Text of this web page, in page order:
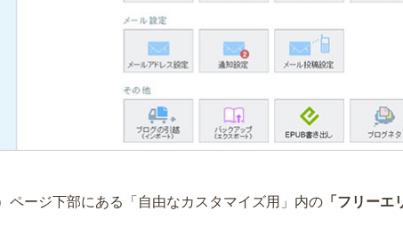
ページ下部にある「自由なカスタマイズ用」内の 「フリーエ